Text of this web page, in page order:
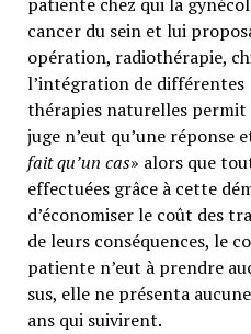
cancer du sein et lui
opération, radiothérapie,
l’intégration de différentes
thérapies naturelles permit
juge n’eut qu’une réponse
fait qu’un cas» alors que
effectuées grâce à cette
d’économiser le coût des
de leurs conséquences, le
patiente n’eut à prendre
sus, elle ne présenta
ans qui suivirent.